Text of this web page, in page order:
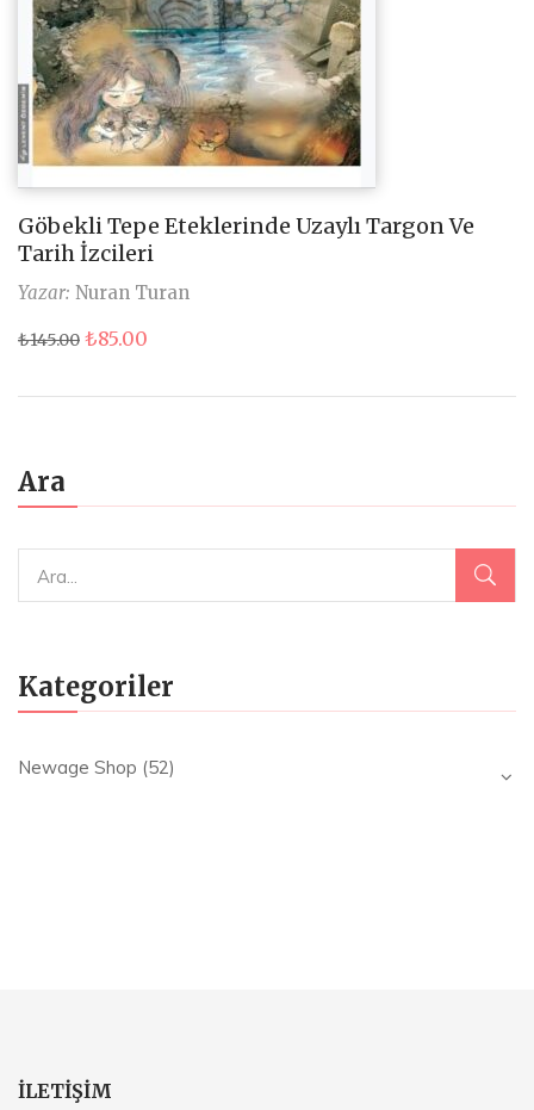
Ara
Kategoriler
Newage Shop (52)
Göbekli Tepe Eteklerinde Uzaylı Targon Ve
Tarih İzcileri
Yazar: Nuran Turan
₺145.00 Orijinal
₺85.00
₺85.00.
ILETIŞIM